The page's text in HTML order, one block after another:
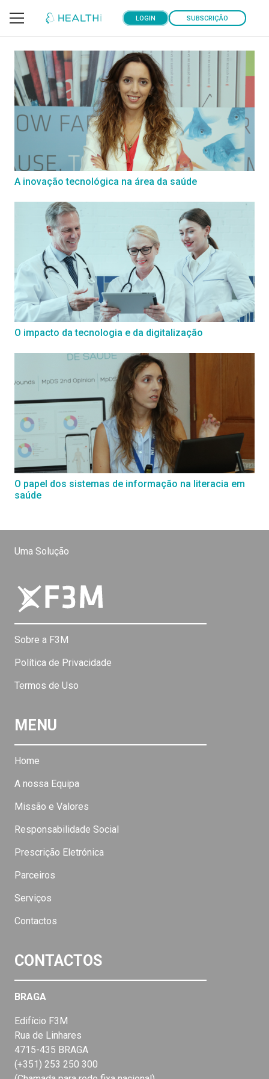
LOGIN SUBSCRIÇÃO
A inovação tecnológica na área da saúde
O impacto da tecnologia e da digitalização
O papel dos sistemas de informação na literacia em
saúde
Uma Solução
Sobre a F3M
Política de Privacidade
Termos de Uso
MENU
Home
A nossa Equipa
Missão e Valores
Responsabilidade Social
Prescrição Eletrónica
Parceiros
Serviços
Contactos
CONTACTOS
BRAGA
Edifício F3M
Rua de Linhares
4715-435 BRAGA
(+351) 253 250 300